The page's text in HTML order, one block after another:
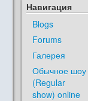
Навигация
Blogs
Forums
Галерея
Обычное шоу
(Regular
show) online